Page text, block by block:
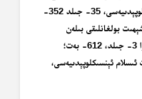
قەيس ئىبنى شەمماس»، دىيانەت ئىسلام ئېنسىكلوپېدىيەسى، 35- جىلد 352-
بولغانلىقى بىلەن
مۇناسىۋەتلىك قاراڭ: ئىبنى سەئد، تەبەقاتۇلكۇبرا 3- جىلد، 612- بەت؛
ئېنسىكلوپېدىيەسى،